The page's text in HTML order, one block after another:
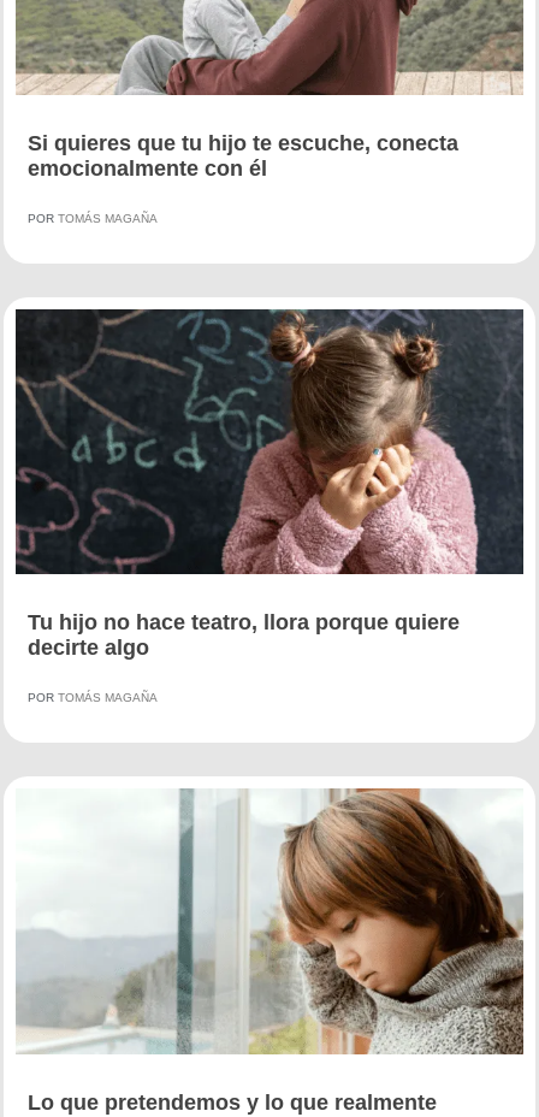
Si quieres que tu hijo te escuche, conecta
emocionalmente con él
POR TOMÁS MAGAÑA
Tu hijo no hace teatro, llora porque quiere
decirte algo
POR TOMÁS MAGAÑA
Lo que pretendemos y lo que realmente